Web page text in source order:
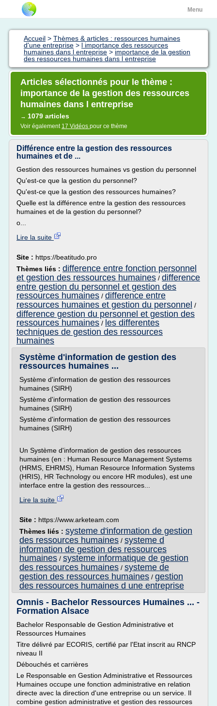
Menu
Accueil > Thèmes & articles : ressources humaines
d'une entreprise > l importance des ressources
humaines dans l entreprise > importance de la gestion
des ressources humaines dans l entreprise
Articles sélectionnés pour le thème :
importance de la gestion des ressources
humaines dans l entreprise
→ 1079 articles
Voir également 17 Vidéos pour ce thème
Différence entre la gestion des ressources
humaines et de ...
Gestion des ressources humaines vs gestion du personnel
Qu'est-ce que la gestion du personnel?
Qu'est-ce que la gestion des ressources humaines?
Quelle est la différence entre la gestion des ressources
humaines et de la gestion du personnel?
o...
Lire la suite
Site : https://beatitudo.pro
Thèmes liés : difference entre fonction personnel
et gestion des ressources humaines / difference
entre gestion du personnel et gestion des
ressources humaines / difference entre
ressources humaines et gestion du personnel /
difference gestion du personnel et gestion des
ressources humaines / les differentes
techniques de gestion des ressources
humaines
Système d'information de gestion des
ressources humaines ...
Système d'information de gestion des ressources
humaines (SIRH)
Système d'information de gestion des ressources
humaines (SIRH)
Système d'information de gestion des ressources
humaines (SIRH)
Un Système d'information de gestion des ressources
humaines (en : Human Resource Management Systems
(HRMS, EHRMS), Human Resource Information Systems
(HRIS), HR Technology ou encore HR modules), est une
interface entre la gestion des ressources...
Lire la suite
Site : https://www.arketeam.com
Thèmes liés : systeme d'information de gestion
des ressources humaines / systeme d
information de gestion des ressources
humaines / systeme informatique de gestion
des ressources humaines / systeme de
gestion des ressources humaines / gestion
des ressources humaines d une entreprise
Omnis - Bachelor Ressources Humaines ... -
Formation Alsace
Bachelor Responsable de Gestion Administrative et
Ressources Humaines
Titre délivré par ECORIS, certifié par l'Etat inscrit au RNCP
niveau II
Débouchés et carrières
Le Responsable en Gestion Administrative et Ressources
Humaines occupe une fonction administrative en relation
directe avec la direction d'une entreprise ou un service. Il
combine gestion administrative et gestion des ressources